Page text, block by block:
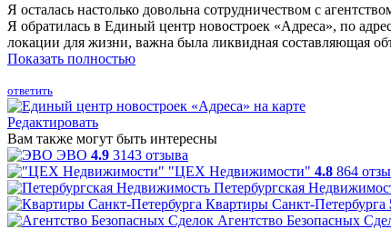
Я осталась настолько довольна сотрудничеством с
Я обратилась в Единый центр новостроек «Адреса», по
локации для жизни, важна была ликвидная составляющая
Показать полностью
ответить
Редактировать
Вам также могут быть интересны
ЭВО 4.9 3143 отзыва
"ЦЕХ Недвижимости" 4.8 864
Петербургская
Квартиры Санкт-Петербурга
Агентство Безопасных